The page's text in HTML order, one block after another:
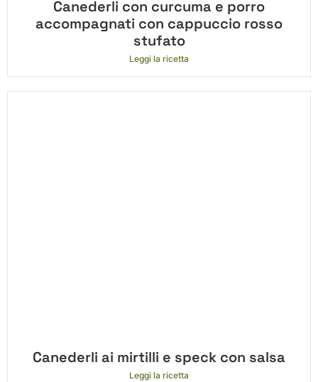
Canederli con curcuma e porro
accompagnati con cappuccio rosso
stufato
Leggi la ricetta
Canederli ai mirtilli e speck con salsa
Leggi la ricetta